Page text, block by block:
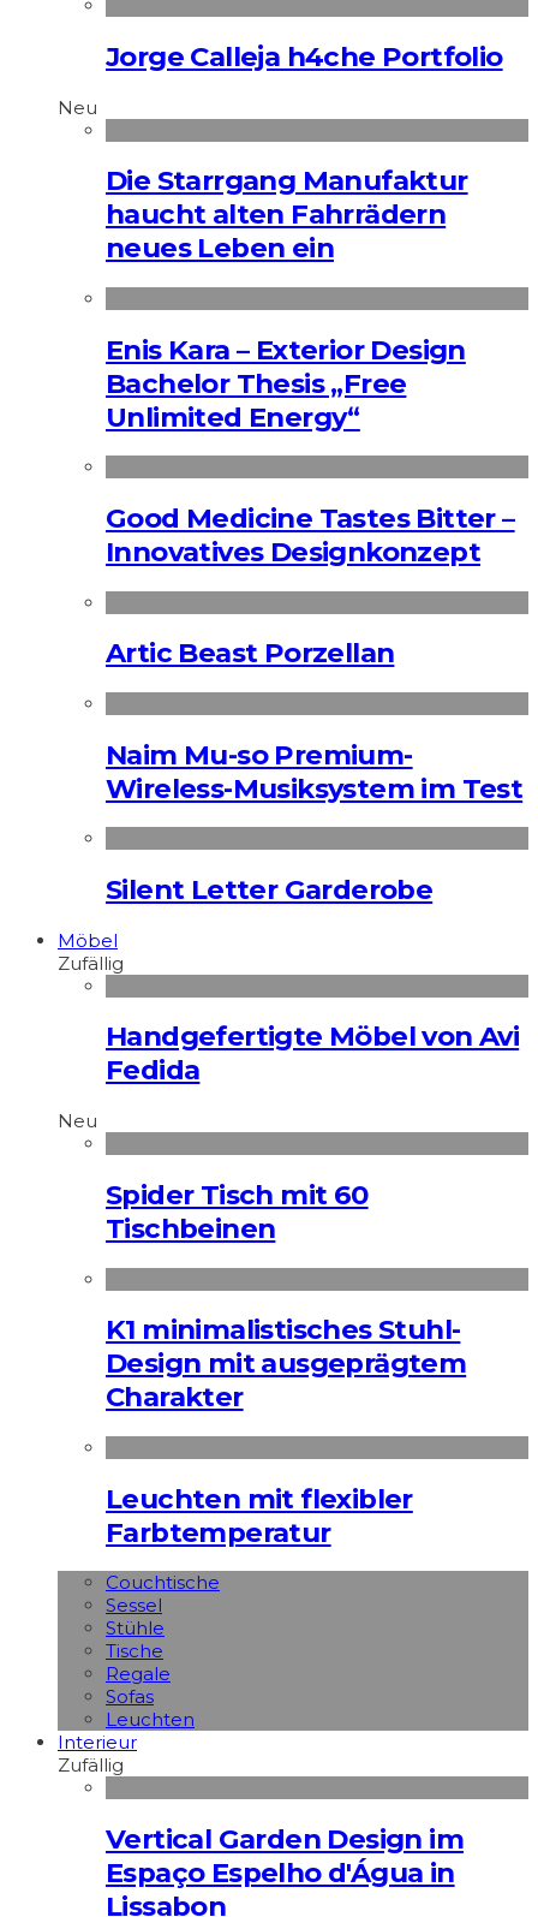
Jorge Calleja h4che Portfolio
Neu
Die Starrgang Manufaktur
haucht alten Fahrrädern
neues Leben ein
Enis Kara – Exterior Design
Bachelor Thesis „Free
Unlimited Energy“
Good Medicine Tastes Bitter –
Innovatives Designkonzept
Artic Beast Porzellan
Naim Mu-so Premium-
Wireless-Musiksystem im Test
Silent Letter Garderobe
Möbel
Zufällig
Handgefertigte Möbel von Avi
Fedida
Neu
Spider Tisch mit 60
Tischbeinen
K1 minimalistisches Stuhl-
Design mit ausgeprägtem
Charakter
Leuchten mit flexibler
Farbtemperatur
Couchtische
Sessel
Stühle
Tische
Regale
Sofas
Leuchten
Interieur
Zufällig
Vertical Garden Design im
Espaço Espelho d'Água in
Lissabon